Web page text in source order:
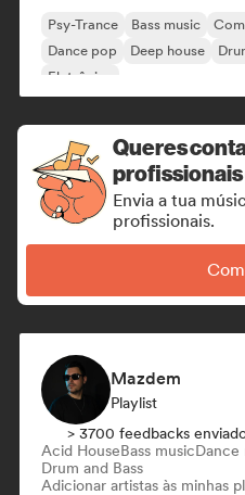
Psy-Trance Bass music
Dance pop
Deep house
Eletrônica
Queres
profissionais
Envia a tua
profissionais.
Mazdem
Playlist
> 3700 feedbacks
Acid HouseBass musicDance
Drum and Bass
Adicionar artistas às minhas